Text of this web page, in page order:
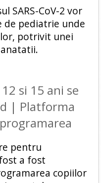
SARS-CoV-2 vor
pediatrie unde
potrivit unei
si 15 ani se
| Platforma
pentru
a fost
copiilor